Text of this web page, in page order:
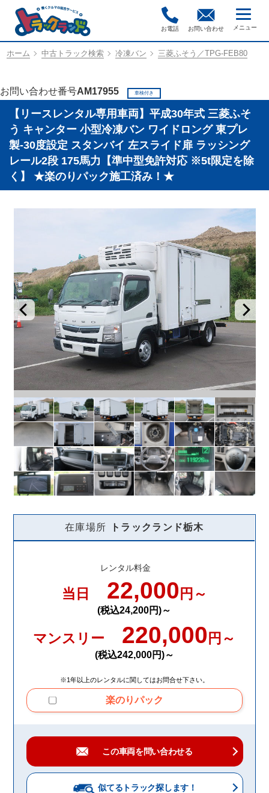
お電話 お問い合わせ
ホーム 中古トラック検索 冷凍バン 三菱ふそう／TPG-FEB80
お問い合わせ番号AM17955 車検付き
【リースレンタル専用車両】平成30年式 三菱ふそ
う キャンター 小型冷凍バン ワイドロング 東プレ
製-30度設定 スタンバイ 左スライド扉 ラッシング
レール2段 175馬力【準中型免許対応 ※5t限定を除
く】 ★楽のりパック施工済み！★
在庫場所 トラックランド栃木
レンタル料金
当日 22,000 円～
(税込24,200円)～
マンスリー 220,000 円～
(税込242,000円)～
※1年以上のレンタルに関してはお問合せ下さい。
楽のりパック
この車両を問い合わせる
似てるトラック探します！